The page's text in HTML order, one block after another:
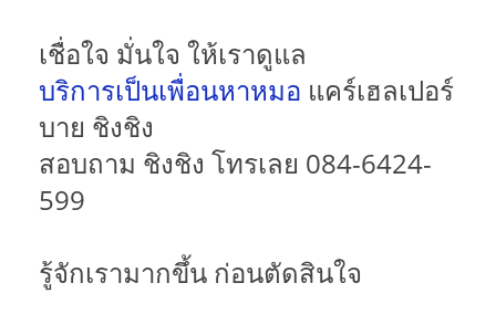
เชื่อใจ มั่นใจ ให้เราดูแล
บริการเป็นเพื่อนหาหมอ แคร์เฮลเปอร์
บาย ชิงชิง
สอบถาม ชิงชิง โทรเลย 084-6424-
599
รู้จักเรามากขึ้น ก่อนตัดสินใจ